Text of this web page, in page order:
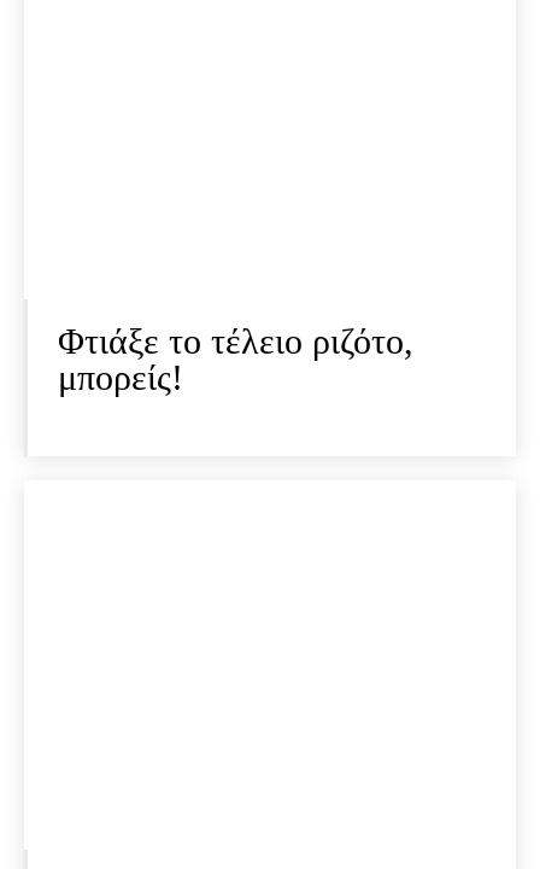
Φτιάξε το τέλειο ριζότο,
μπορείς!